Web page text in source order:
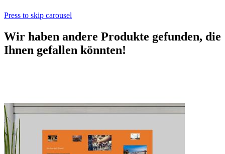
Press to skip carousel
Wir haben andere Produkte gefunden, die
Ihnen gefallen könnten!